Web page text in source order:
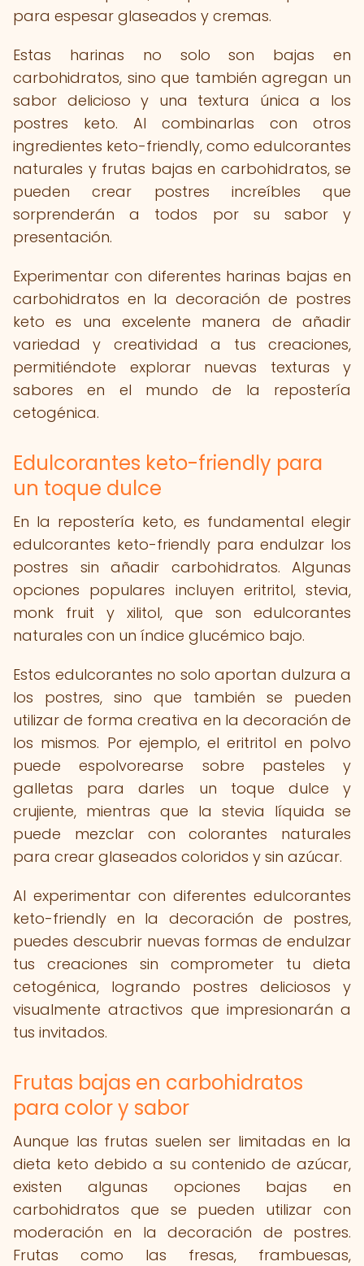
para espesar glaseados y cremas.
Estas harinas no solo son bajas en
carbohidratos, sino que también agregan un
sabor delicioso y una textura única a los
postres keto. Al combinarlas con otros
ingredientes keto-friendly, como edulcorantes
naturales y frutas bajas en carbohidratos, se
pueden crear postres increíbles que
sorprenderán a todos por su sabor y
presentación.
Experimentar con diferentes harinas bajas en
carbohidratos en la decoración de postres
keto es una excelente manera de añadir
variedad y creatividad a tus creaciones,
permitiéndote explorar nuevas texturas y
sabores en el mundo de la repostería
cetogénica.
Edulcorantes keto-friendly para
un toque dulce
En la repostería keto, es fundamental elegir
edulcorantes keto-friendly para endulzar los
postres sin añadir carbohidratos. Algunas
opciones populares incluyen eritritol, stevia,
monk fruit y xilitol, que son edulcorantes
naturales con un índice glucémico bajo.
Estos edulcorantes no solo aportan dulzura a
los postres, sino que también se pueden
utilizar de forma creativa en la decoración de
los mismos. Por ejemplo, el eritritol en polvo
puede espolvorearse sobre pasteles y
galletas para darles un toque dulce y
crujiente, mientras que la stevia líquida se
puede mezclar con colorantes naturales
para crear glaseados coloridos y sin azúcar.
Al experimentar con diferentes edulcorantes
keto-friendly en la decoración de postres,
puedes descubrir nuevas formas de endulzar
tus creaciones sin comprometer tu dieta
cetogénica, logrando postres deliciosos y
visualmente atractivos que impresionarán a
tus invitados.
Frutas bajas en carbohidratos
para color y sabor
Aunque las frutas suelen ser limitadas en la
dieta keto debido a su contenido de azúcar,
existen algunas opciones bajas en
carbohidratos que se pueden utilizar con
moderación en la decoración de postres.
Frutas como las fresas, frambuesas,